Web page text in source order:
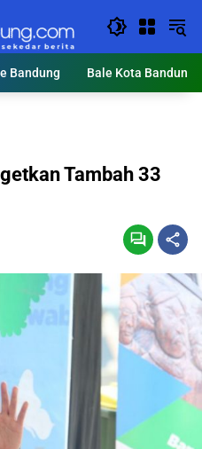
Bandung Bale Kota Bandung
Tambah 33